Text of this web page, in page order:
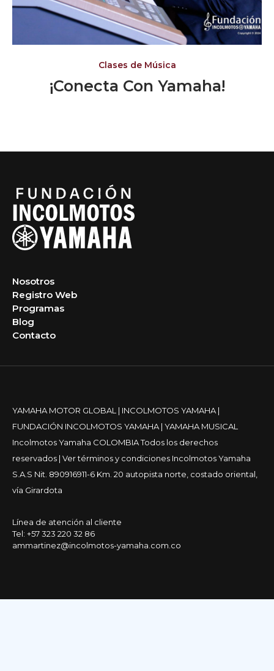
Clases de Música
¡Conecta Con Yamaha!
Nosotros
Registro Web
Programas
Blog
Contacto
YAMAHA MOTOR GLOBAL | INCOLMOTOS YAMAHA |
FUNDACIÓN INCOLMOTOS YAMAHA | YAMAHA MUSICAL
Incolmotos Yamaha COLOMBIA Todos los derechos
reservados | Ver términos y condiciones Incolmotos Yamaha
S.A.S Nit. 890916911-6 Km. 20 autopista norte, costado oriental,
vía Girardota
Línea de atención al cliente
Tel: +57 323 220 32 86
ammartinez@incolmotos-yamaha.com.co